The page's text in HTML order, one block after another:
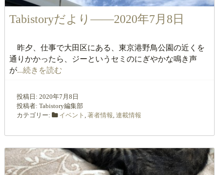
Tabistoryだより――2020年7月8日
昨夕、仕事で大田区にある、東京港野鳥公園の近くを
通りかかったら、ジーというセミのにぎやかな鳴き声
が...続きを読む
投稿日: 2020年7月8日
投稿者: Tabistory編集部
カテゴリー:
イベント , 著者情報, 連載情報